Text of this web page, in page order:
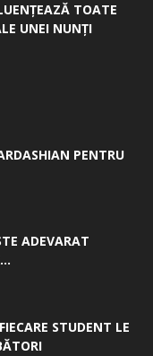
TOATE
UNEI NUNȚI
PENTRU
ADEVARAT
STUDENT LE